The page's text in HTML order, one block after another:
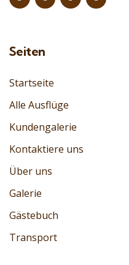
Seiten
Startseite
Alle Ausflüge
Kundengalerie
Kontaktiere uns
Über uns
Galerie
Gästebuch
Transport